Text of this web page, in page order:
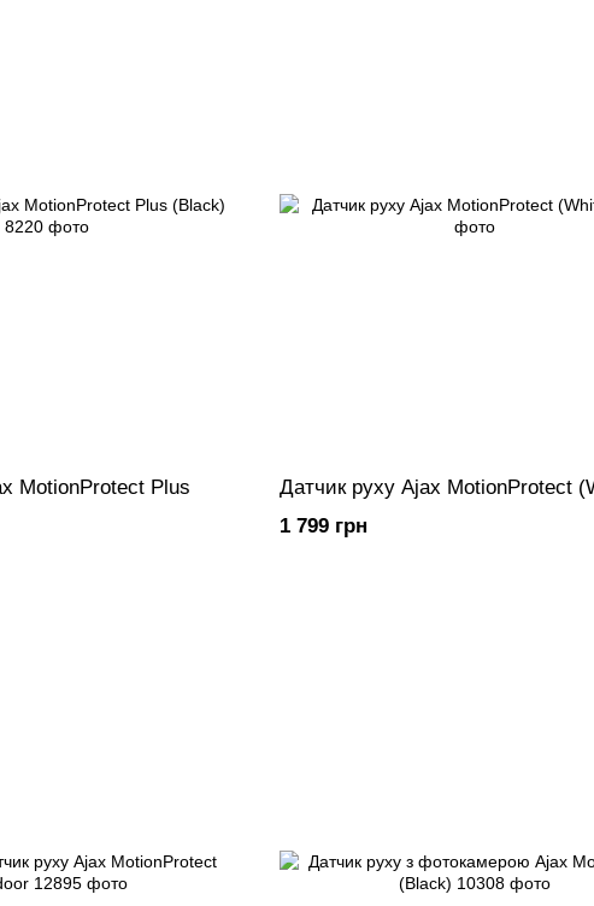
MotionProtect Plus
Датчик руху Ajax MotionProtect
1 799 грн